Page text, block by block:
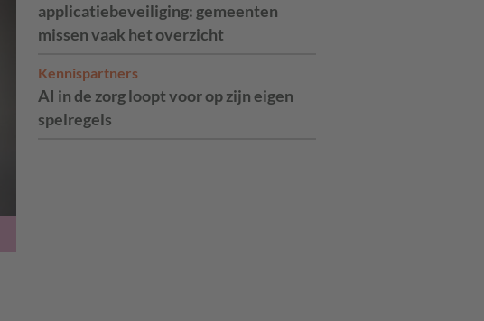
applicatiebeveiliging: gemeenten
missen vaak het overzicht
Kennispartners
AI in de zorg loopt voor op zijn eigen
spelregels